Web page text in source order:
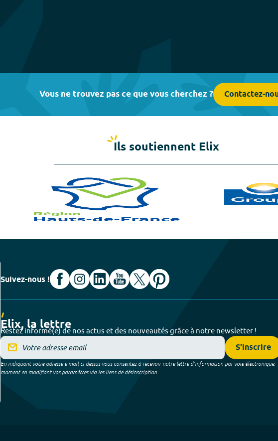
Vous ne trouvez pas ce que vous cherchez ? Contactez-
Ils soutiennent Elix
Suivez-nous !
Elix, la lettre
Restez informé(e) de nos actus et des nouveautés grâce à notre newsletter !
S'inscrire
En indiquant votre adresse e-mail ci-dessus vous consentez à recevoir notre lettre d’information par voie électronique.
moment en modifiant vos paramètres via les liens de désinscription.